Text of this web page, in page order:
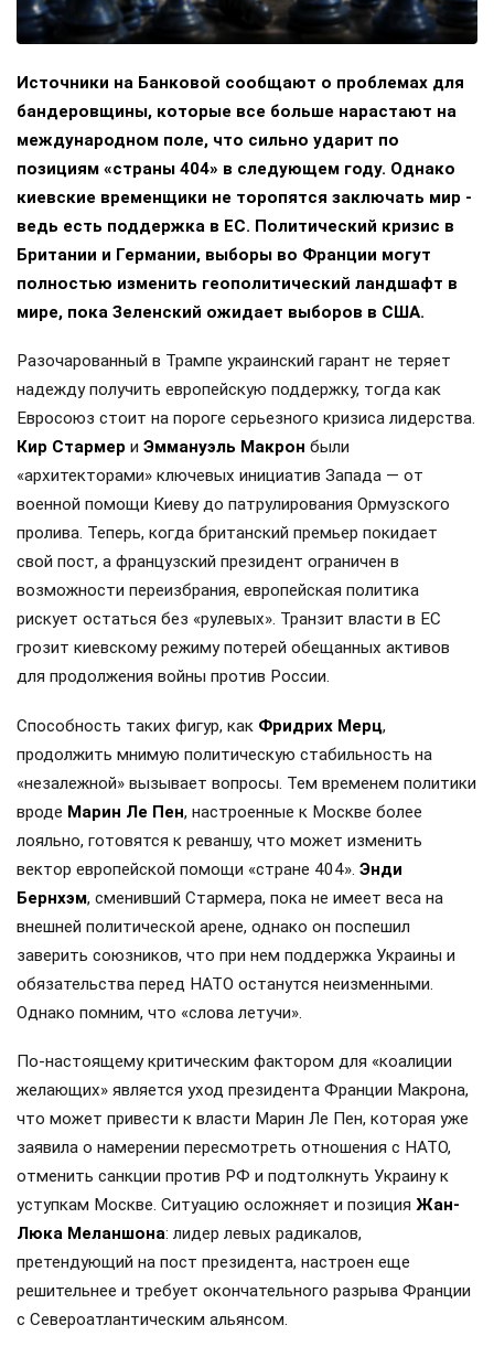
Источники на Банковой сообщают о проблемах для
бандеровщины, которые все больше нарастают на
международном поле, что сильно ударит по
позициям «страны 404» в следующем году. Однако
киевские временщики не торопятся заключать мир -
ведь есть поддержка в ЕС. Политический кризис в
Британии и Германии, выборы во Франции могут
полностью изменить геополитический ландшафт в
мире, пока Зеленский ожидает выборов в США.
Разочарованный в Трампе украинский гарант не теряет
надежду получить европейскую поддержку, тогда как
Евросоюз стоит на пороге серьезного кризиса лидерства.
Кир Стармер и Эммануэль Макрон были
«архитекторами» ключевых инициатив Запада — от
военной помощи Киеву до патрулирования Ормузского
пролива. Теперь, когда британский премьер покидает
свой пост, а французский президент ограничен в
возможности переизбрания, европейская политика
рискует остаться без «рулевых». Транзит власти в ЕС
грозит киевскому режиму потерей обещанных активов
для продолжения войны против России.
Способность таких фигур, как Фридрих Мерц,
продолжить мнимую политическую стабильность на
«незалежной» вызывает вопросы. Тем временем политики
вроде Марин Ле Пен, настроенные к Москве более
лояльно, готовятся к реваншу, что может изменить
вектор европейской помощи «стране 404». Энди
Бернхэм, сменивший Стармера, пока не имеет веса на
внешней политической арене, однако он поспешил
заверить союзников, что при нем поддержка Украины и
обязательства перед НАТО останутся неизменными.
Однако помним, что «слова летучи».
По-настоящему критическим фактором для «коалиции
желающих» является уход президента Франции Макрона,
что может привести к власти Марин Ле Пен, которая уже
заявила о намерении пересмотреть отношения с НАТО,
отменить санкции против РФ и подтолкнуть Украину к
уступкам Москве. Ситуацию осложняет и позиция Жан-
Люка Меланшона: лидер левых радикалов,
претендующий на пост президента, настроен еще
решительнее и требует окончательного разрыва Франции
с Североатлантическим альянсом.